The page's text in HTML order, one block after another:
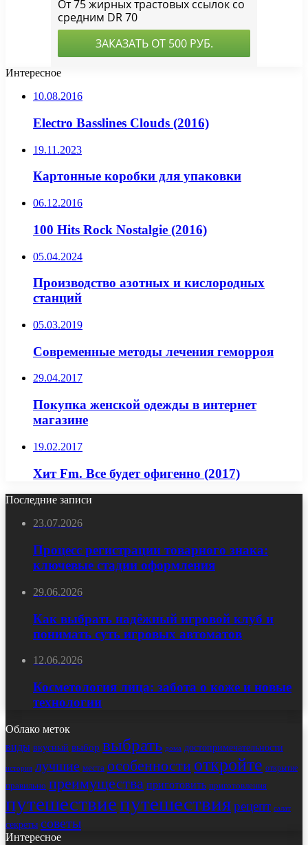
Интересное
10.08.2016
Electro Basslines Clouds (2016)
19.11.2023
Картонные коробки для упаковки
06.12.2016
100 Hits Rock Nostalgie (2016)
05.04.2024
Производство азотных и кислородных
станций
05.03.2019
Современные методы лечения геморроя
29.04.2017
Покупка женской одежды в интернет
магазине
19.02.2017
Хит Fm. Все будет офигенно (2017)
Последние записи
23.07.2026
Процесс регистрации товарного знака:
ключевые стадии оформления
29.06.2026
Как выбрать надёжный игровой клуб и
понимать суть игровых автоматов
12.06.2026
Косметология лица: забота о коже и новые
технологии
Облако меток
виды вкусный выбор выбрать дома достопримечательности
история лучшие места особенности откройте открытие
правильно преимущества приготовить приготовления
путешествиепутешествиярецепт салат
секреты советы
Интересное